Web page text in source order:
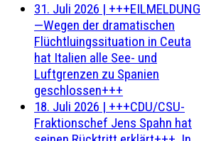
31. Juli 2026 | +++EILMELDUNG
—Wegen der dramatischen
Flüchtluingssituation in Ceuta
hat Italien alle See- und
Luftgrenzen zu Spanien
geschlossen+++
18. Juli 2026 | +++CDU/CSU-
Fraktionschef Jens Spahn hat